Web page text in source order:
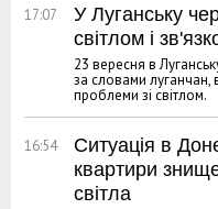
17:07
У Луганську
світлом і
23 вересня в
за словами луганчан,
проблеми зі світлом.
16:54
Ситуація в
квартири
світла